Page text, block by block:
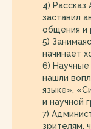
4) Рассказ
заставил
общения и
5)
начинает
6)
нашли
языке»,
и научной
7)
зрителям,